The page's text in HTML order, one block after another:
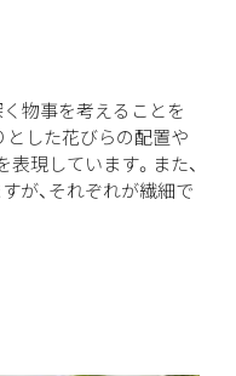
く物事を考えることを
とした花びらの配置や
現しています。また、
が、それぞれが繊細で